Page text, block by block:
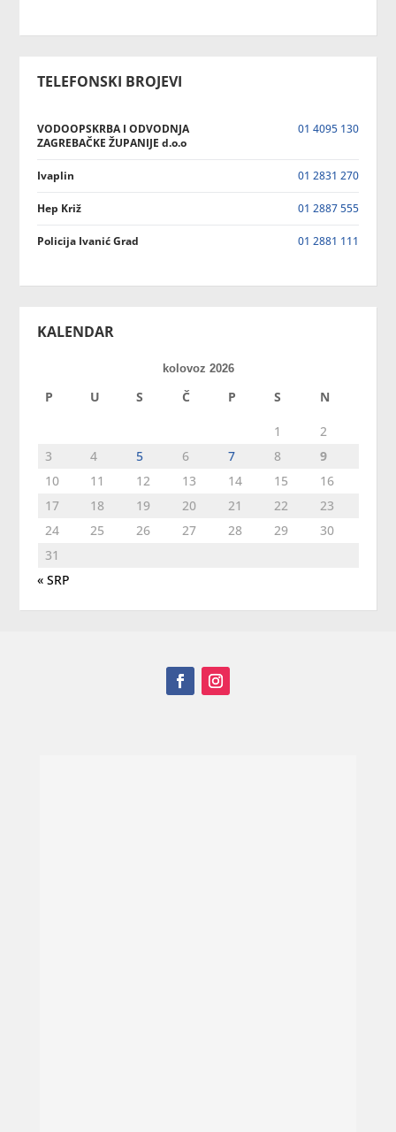
TELEFONSKI BROJEVI
VODOOPSKRBA I ODVODNJA
ZAGREBAČKE ŽUPANIJE d.o.o
01 4095 130
Ivaplin 01 2831 270
Hep Križ 01 2887 555
Policija Ivanić Grad 01 2881 111
KALENDAR
kolovoz 2026
P U S Č P S N
1
2
3
4 5 6 7 8
9
10
11 12 13 14 15
16
17
18 19 20 21 22
23
24
25 26 27 28 29
30
31
« SRP